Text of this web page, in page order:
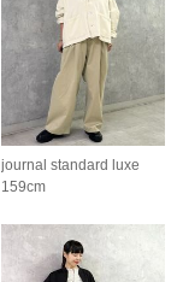
journal standard luxe
159cm